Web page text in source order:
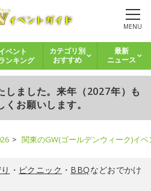
MENU
ベント
ンキング
カテゴリ別
おすすめ
最新
ニュース
しました。来年（2027年）も
くお願いします。
関東のGW(ゴールデンウィーク)イ
・ ピクニック ・ BBQなどおでかけ